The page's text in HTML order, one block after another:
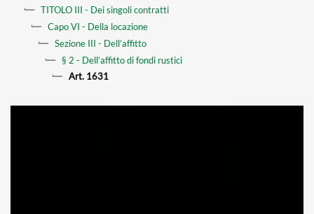
TITOLO III - Dei singoli contratti
Capo VI - Della locazione
Sezione III - Dell’affitto
§ 2 - Dell’affitto di fondi rustici
Art. 1631